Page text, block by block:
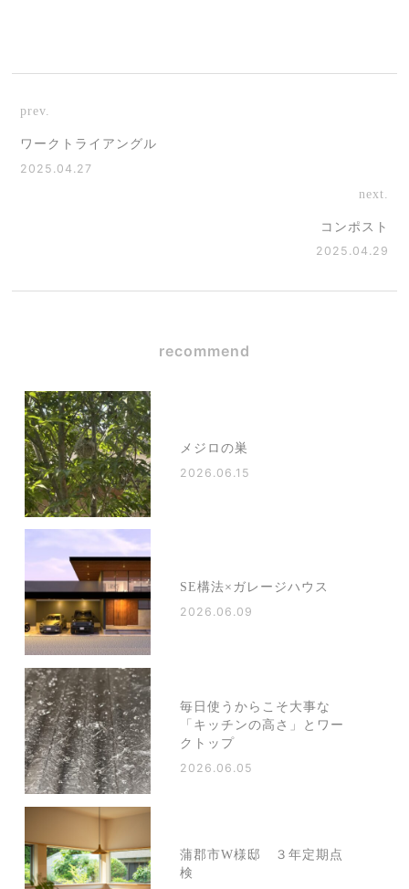
prev.
ワークトライアングル
2025.04.27
next.
コンポスト
2025.04.29
recommend
メジロの巣
2026.06.15
SE構法×ガレージハウス
2026.06.09
毎日使うからこそ大事な
「キッチンの高さ」とワー
クトップ
2026.06.05
蒲郡市W様邸 ３年定期点
検